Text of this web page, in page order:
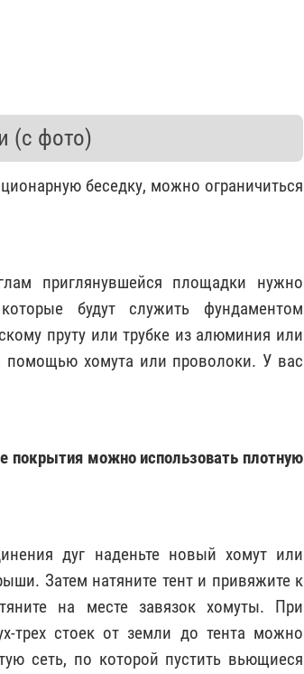
(с фото)
беседку, можно ограничиться
приглянувшейся площадки нужно
будут служить фундаментом
пруту или трубке из алюминия или
помощью хомута или проволоки. У вас
покрытия можно использовать плотную
дуг наденьте новый хомут или
Затем натяните тент и привяжите к
на месте завязок хомуты. При
трех стоек от земли до тента можно
сеть, по которой пустить вьющиеся